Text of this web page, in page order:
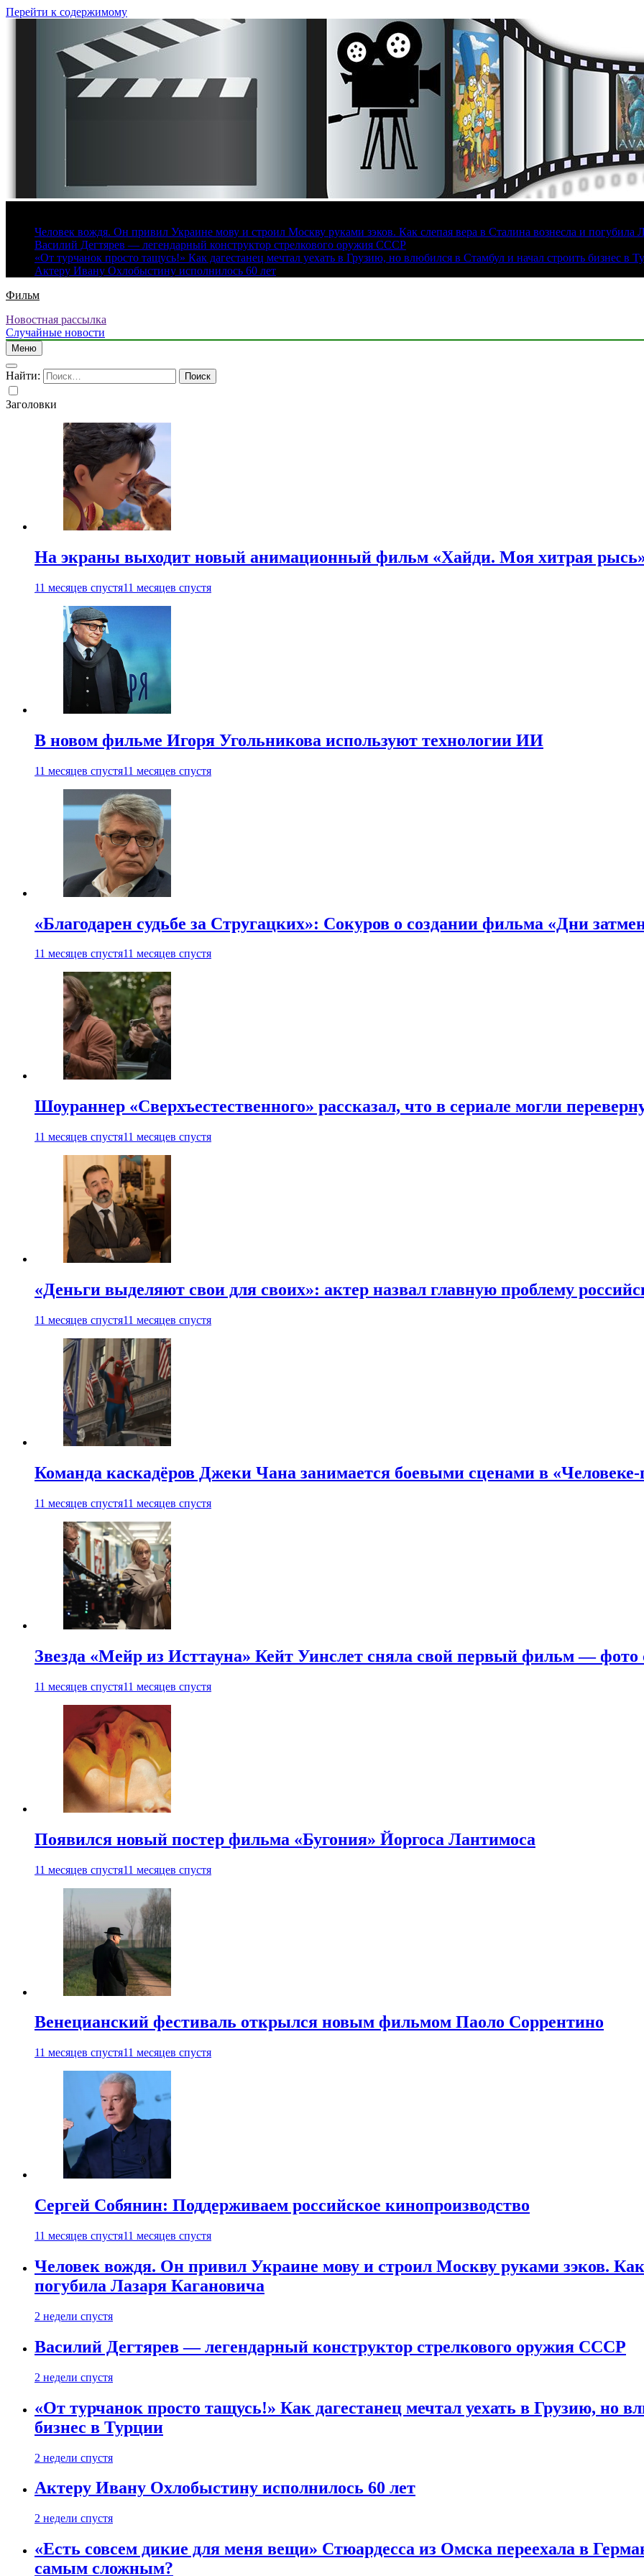
Перейти к содержимому
Человек вождя. Он привил Украине мову и строил Москву руками зэков. Как слепая вера в Сталина вознесла и погубила
Василий Дегтярев — легендарный конструктор стрелкового оружия СССР
«От турчанок просто тащусь!» Как дагестанец мечтал уехать в Грузию, но влюбился в Стамбул и начал строить бизнес в
Актеру Ивану Охлобыстину исполнилось 60 лет
Фильм
Новостная рассылка
Случайные новости
Меню
Найти:
Заголовки
На экраны выходит новый анимационный фильм «Хайди. Моя хитрая
11 месяцев спустя11 месяцев спустя
В новом фильме Игоря Угольникова используют технологии ИИ
11 месяцев спустя11 месяцев спустя
«Благодарен судьбе за Стругацких»: Сокуров о создании фильма «Дни
11 месяцев спустя11 месяцев спустя
Шоураннер «Сверхъестественного» рассказал, что в сериале могли
11 месяцев спустя11 месяцев спустя
«Деньги выделяют свои для своих»: актер назвал главную проблему
11 месяцев спустя11 месяцев спустя
Команда каскадёров Джеки Чана занимается боевыми сценами в «Человеке-
11 месяцев спустя11 месяцев спустя
Звезда «Мейр из Исттауна» Кейт Уинслет сняла свой первый фильм — фото
11 месяцев спустя11 месяцев спустя
Появился новый постер фильма «Бугония» Йоргоса Лантимоса
11 месяцев спустя11 месяцев спустя
Венецианский фестиваль открылся новым фильмом Паоло Соррентино
11 месяцев спустя11 месяцев спустя
Сергей Собянин: Поддерживаем российское кинопроизводство
11 месяцев спустя11 месяцев спустя
Человек вождя. Он привил Украине мову и строил Москву руками зэков.
погубила Лазаря Кагановича
2 недели спустя
Василий Дегтярев — легендарный конструктор стрелкового оружия СССР
2 недели спустя
«От турчанок просто тащусь!» Как дагестанец мечтал уехать в Грузию, но
бизнес в Турции
2 недели спустя
Актеру Ивану Охлобыстину исполнилось 60 лет
2 недели спустя
«Есть совсем дикие для меня вещи» Стюардесса из Омска переехала в
самым сложным?